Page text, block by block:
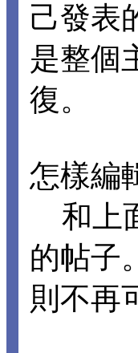
己發表
是整個
復。
怎樣編
和上
的帖子
則不再